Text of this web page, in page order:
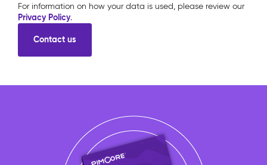
For information on how your data is used, please review our
Privacy Policy.